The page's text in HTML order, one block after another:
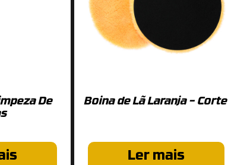
De
Boina de Lã Laranja – Corte
Ler mais